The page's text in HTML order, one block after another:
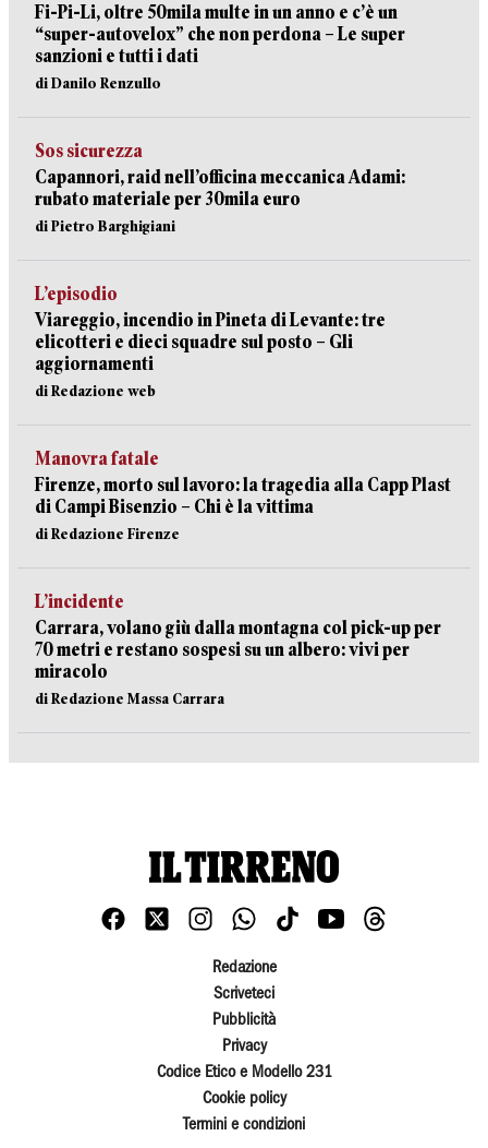
Fi-Pi-Li, oltre 50mila multe in un anno e c’è un
“super-autovelox” che non perdona – Le super
sanzioni e tutti i dati
di Danilo Renzullo
Sos sicurezza
Capannori, raid nell’officina meccanica Adami:
rubato materiale per 30mila euro
di Pietro Barghigiani
L’episodio
Viareggio, incendio in Pineta di Levante: tre
elicotteri e dieci squadre sul posto – Gli
aggiornamenti
di Redazione web
Manovra fatale
Firenze, morto sul lavoro: la tragedia alla Capp Plast
di Campi Bisenzio – Chi è la vittima
di Redazione Firenze
L’incidente
Carrara, volano giù dalla montagna col pick-up per
70 metri e restano sospesi su un albero: vivi per
miracolo
di Redazione Massa Carrara
Redazione
Scriveteci
Pubblicità
Privacy
Codice Etico e Modello 231
Cookie policy
Termini e condizioni